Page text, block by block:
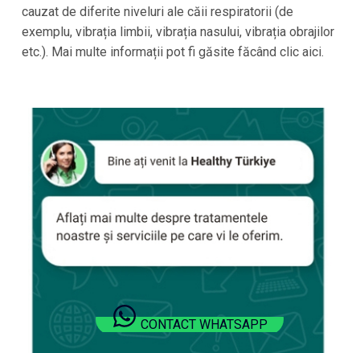
cauzat de diferite niveluri ale căii respiratorii (de
exemplu, vibrația limbii, vibrația nasului, vibrația obrajilor
etc.). Mai multe informații pot fi găsite făcând clic aici.
CONTACT WHATSAPP